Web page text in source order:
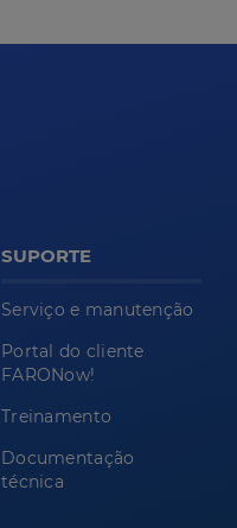
SUPORTE
Serviço e manutenção
Portal do cliente
FARONow!
Treinamento
Documentação
técnica